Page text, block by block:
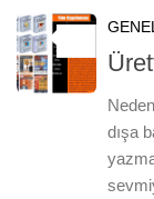
GENEL
dışa